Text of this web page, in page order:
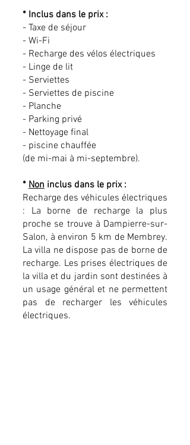
* Inclus dans le prix :
- Taxe de séjour
- Wi-Fi
- Recharge des vélos électriques
- Linge de lit
- Serviettes
- Serviettes de piscine
- Planche
- Parking privé
- Nettoyage final
- piscine chauffée
(de mi-mai à mi-septembre).
* Non inclus dans le prix :
Recharge des véhicules électriques
: La borne de recharge la plus
proche se trouve à Dampierre-sur-
Salon, à environ 5 km de Membrey.
La villa ne dispose pas de borne de
recharge. Les prises électriques de
la villa et du jardin sont destinées à
un usage général et ne permettent
pas de recharger les véhicules
électriques.